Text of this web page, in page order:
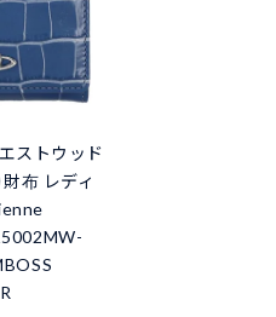
ストウッド
布 レディ